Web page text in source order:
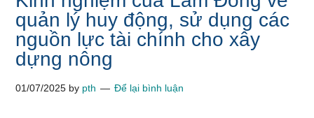
quản lý huy động, sử dụng các
nguồn lực tài chính cho xây
dựng nông
01/07/2025 by pth Để lại bình luận